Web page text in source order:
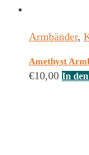
Armbänder,
Amethyst
€10,00 In